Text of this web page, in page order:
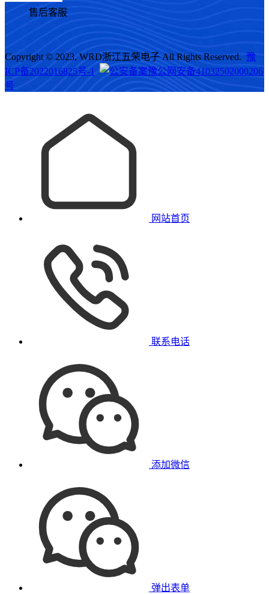
售后客服
Copyright © 2023, WRD浙江五荣电子 All Rights Reserved. 豫
ICP备2022016825号-1
豫公网安备41032502000206
号
网站首页
联系电话
添加微信
弹出表单